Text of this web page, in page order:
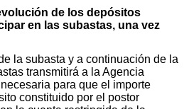
de los depósitos
en las subastas, una vez
la subasta y a continuación de la
transmitirá a la Agencia
para que el importe
constituido por el postor